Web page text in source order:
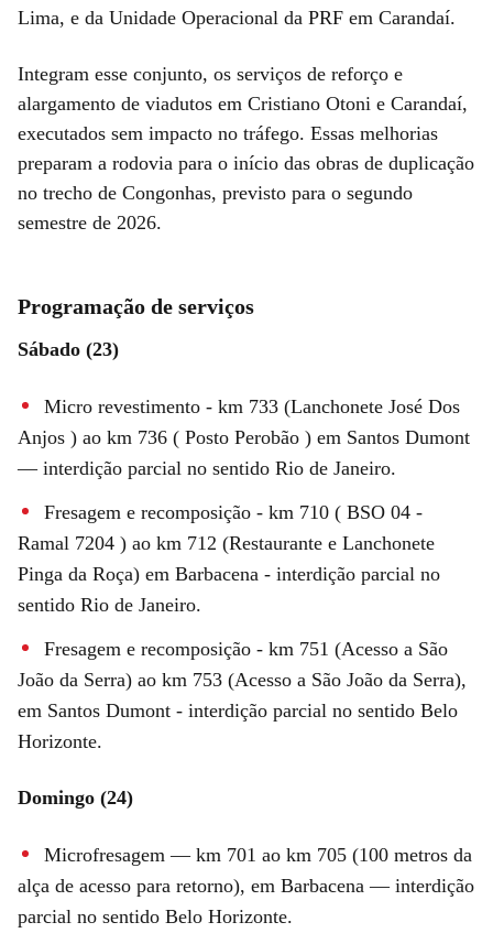
Lima, e da Unidade Operacional da PRF em Carandaí.
Integram esse conjunto, os serviços de reforço e
alargamento de viadutos em Cristiano Otoni e Carandaí,
executados sem impacto no tráfego. Essas melhorias
preparam a rodovia para o início das obras de duplicação
no trecho de Congonhas, previsto para o segundo
semestre de 2026.
Programação de serviços
Sábado (23)
Micro revestimento - km 733 (Lanchonete José Dos
Anjos ) ao km 736 ( Posto Perobão ) em Santos Dumont
— interdição parcial no sentido Rio de Janeiro.
Fresagem e recomposição - km 710 ( BSO 04 -
Ramal 7204 ) ao km 712 (Restaurante e Lanchonete
Pinga da Roça) em Barbacena - interdição parcial no
sentido Rio de Janeiro.
Fresagem e recomposição - km 751 (Acesso a São
João da Serra) ao km 753 (Acesso a São João da Serra),
em Santos Dumont - interdição parcial no sentido Belo
Horizonte.
Domingo (24)
Microfresagem — km 701 ao km 705 (100 metros da
alça de acesso para retorno), em Barbacena — interdição
parcial no sentido Belo Horizonte.